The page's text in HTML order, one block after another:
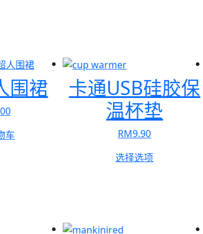
围裙
车
卡通USB硅胶保
温杯垫
RM9.90
选择选项本